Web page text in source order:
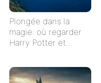
Plongée dans la
magie: où regarder
Harry Potter et
français ?